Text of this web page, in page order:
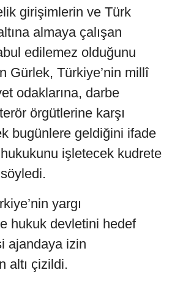
girişimlerin ve Türk
almaya çalışan
edilemez olduğunu
Gürlek, Türkiye’nin millî
odaklarına, darbe
örgütlerine karşı
bugünlere geldiğini ifade
işletecek kudrete
yargı
hukuk devletini hedef
ajandaya izin
altı çizildi.